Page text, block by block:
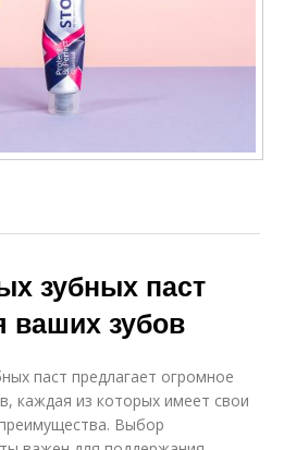
зубных паст
ваших зубов
паст предлагает огромное
каждая из которых имеет свои
Выбор